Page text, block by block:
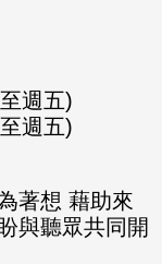
週五)
週五)
著想 藉助來
與聽眾共同開